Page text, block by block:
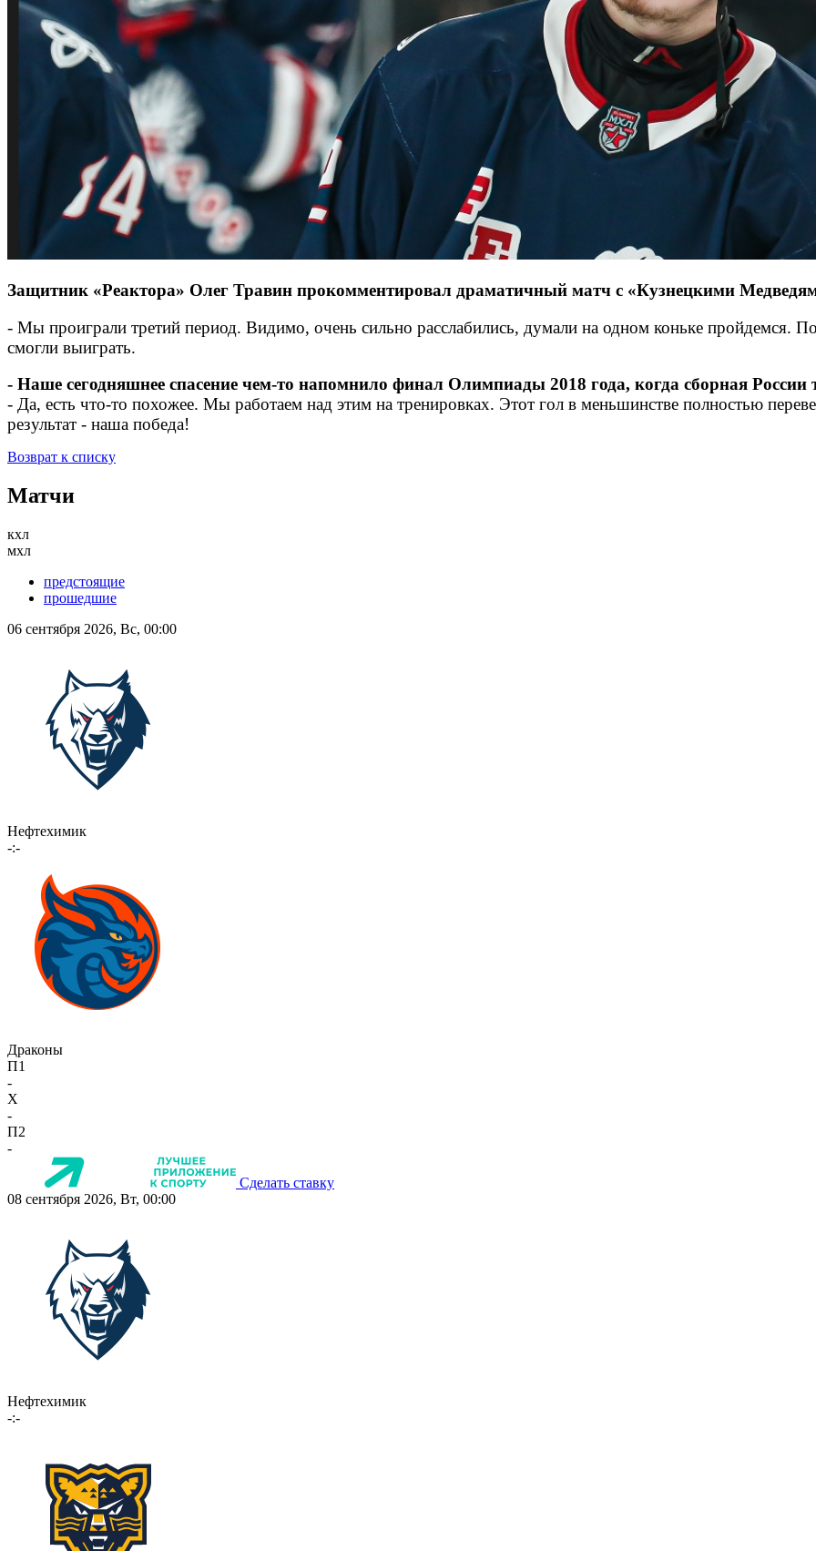
Защитник «Реактора» Олег Травин прокомментировал драматичный матч с «Кузнецкими
- Мы проиграли третий период. Видимо, очень сильно расслабились, думали на одном коньке пройдемся.
смогли выиграть.
- Наше сегодняшнее спасение чем-то напомнило финал Олимпиады 2018 года, когда сборная
- Да, есть что-то похожее. Мы работаем над этим на тренировках. Этот гол в меньшинстве полностью
результат - наша победа!
Возврат к списку
Матчи
кхл
мхл
предстоящие
прошедшие
06 сентября 2026, Вс, 00:00
Нефтехимик
-:-
Драконы
П1
-
X
-
П2
-
Сделать ставку
08 сентября 2026, Вт, 00:00
Нефтехимик
-:-